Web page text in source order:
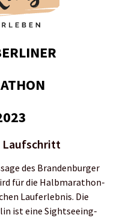
Laufschritt
des Brandenburger
für die Halbmarathon-
Lauferlebnis. Die
ist eine Sightseeing-